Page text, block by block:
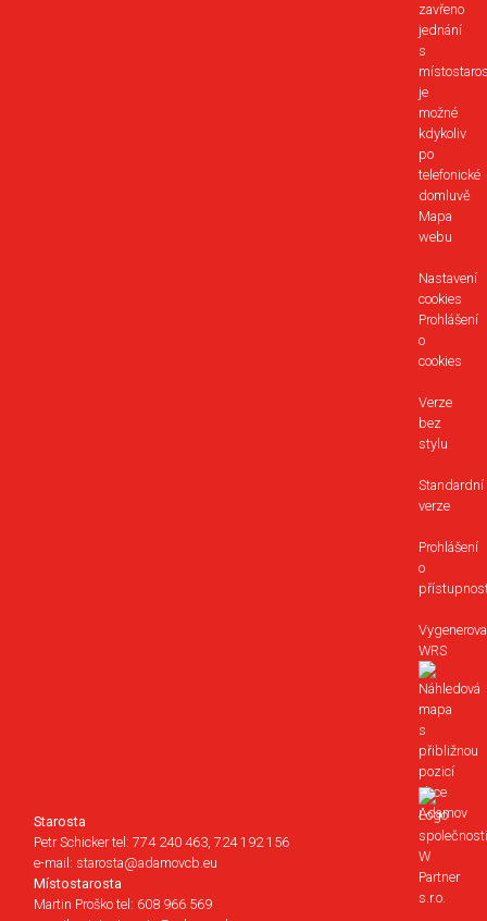
zavřeno
jednání
s
je
možné
kdykoliv
po
telefonické
domluvě
Mapa
webu
Nastavení
cookies
Prohlášení
o
cookies
Verze
bez
stylu
Standardní
verze
Prohlášení
o
WRS
Starosta
Petr Schicker tel: 774 240 463, 724 192 156
e-mail: starosta@adamovcb.eu
Místostarosta
Martin Proško tel: 608 966 569